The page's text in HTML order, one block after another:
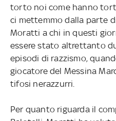
torto noi come hanno
ci mettemmo dalla parte
Moratti a chi in questi
essere stato altrettanto
episodi di razzismo,
giocatore del Messina
tifosi nerazzurri.
Per quanto riguarda il